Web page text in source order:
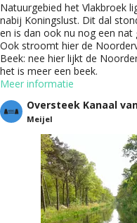
Natuurgebied het Vlakbroek
nabij Koningslust. Dit dal
en is dan ook nu nog een nat
Ook stroomt hier de
Beek: nee hier lijkt de
het is meer een beek.
Meer informatie
Oversteek Kanaal
Meijel